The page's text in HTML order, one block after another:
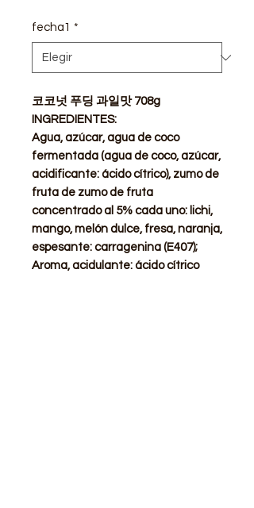
fecha1 *
코코넛 푸딩 과일맛 708g
INGREDIENTES:
Agua, azúcar, agua de coco
fermentada (agua de coco, azúcar,
acidificante: ácido cítrico), zumo de
fruta de zumo de fruta
concentrado al 5% cada uno: lichi,
mango, melón dulce, fresa, naranja,
espesante: carragenina (E407);
Aroma, acidulante: ácido cítrico